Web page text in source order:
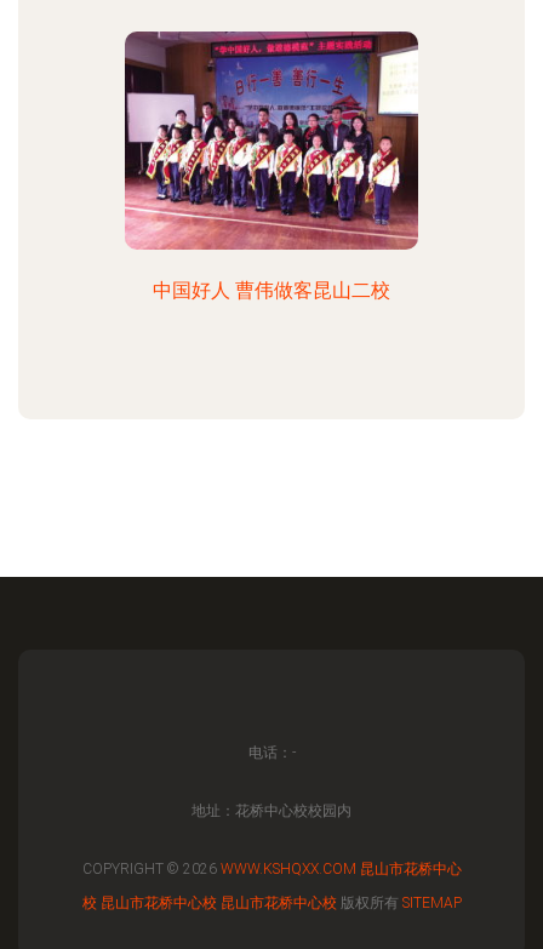
中国好人 曹伟做客昆山二校
电话：-
地址：花桥中心校校园内
COPYRIGHT © 2026 WWW.KSHQXX.COM 昆山市花桥中心
校 昆山市花桥中心校 昆山市花桥中心校版权所有 SITEMAP